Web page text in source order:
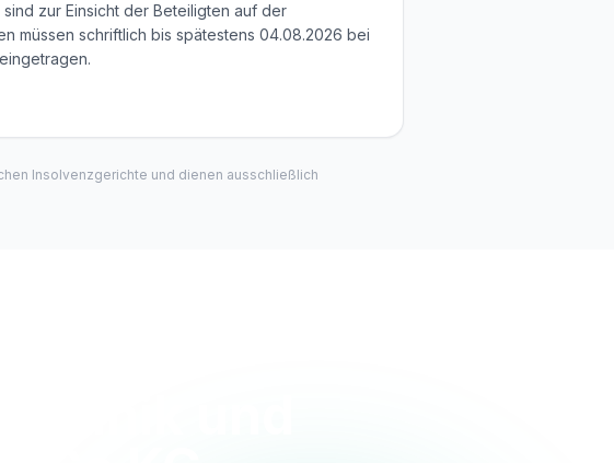
zur Einsicht der Beteiligten auf der
müssen schriftlich bis spätestens 04.08.2026 bei
Insolvenzgerichte und dienen ausschließlich